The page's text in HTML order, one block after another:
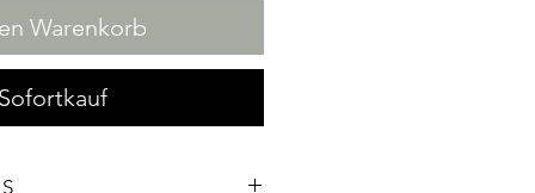
Warenkorb
Sofortkauf